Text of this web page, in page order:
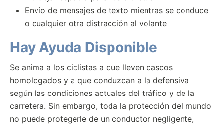
Envío de mensajes de texto mientras se conduce
o cualquier otra distracción al volante
Hay Ayuda Disponible
Se anima a los ciclistas a que lleven cascos
homologados y a que conduzcan a la defensiva
según las condiciones actuales del tráfico y de la
carretera. Sin embargo, toda la protección del mundo
no puede protegerle de un conductor negligente,